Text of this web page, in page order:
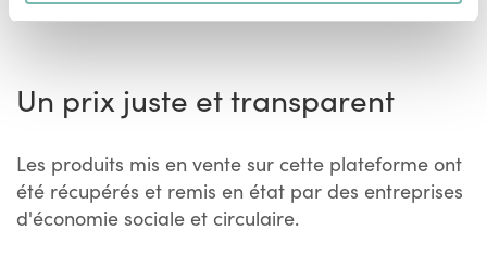
Un prix juste et transparent
Les produits mis en vente sur cette plateforme ont
été récupérés et remis en état par des entreprises
d'économie sociale et circulaire.